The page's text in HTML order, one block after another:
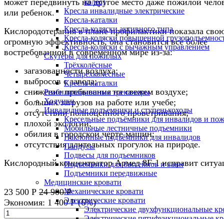
колес)
Кресла инвалидные электрические
Кресла-каталки
Кресла-коляски активного типа
Кресла-коляски повышенной
Кресла-коляски с рычажным управлением
Скутеры для пожилых
Трёхколёсные
Четырёхколёсные
Кресла-каталки
Реабилитационные тренажеры
Ходунки
Инвалидные подъемники и ступенькоходы
Кресельные подъёмники для инвалидов и
Мобильные лестничные подъемники
Наклонные подъёмники для инвалидов
Пандусы
Подвесы для подъемников
Подъемники для бассейнов и ванн
Подъемники передвижные
Медицинские кровати
Механические кровати
Электрические кровати
Электрические двухфункциональные
или ребенок.
Кислородотерапия в плане профилактики показала
огромную эффективность, она становится все более
востребованной в современном мире из-за:
загазованности воздуха;
выбросов с завода;
снижение пребывания на свежем воздухе;
больших загрузов на работе или учебе;
отсутствии полноценного проветривания;
плохой экологии;
обилия в городской черте машин;
отсутствия длительных прогулок на природе.
Кислородный концентратор Армед 8F-1 исправит
23 500 Р 24 900Р
Экономия: 1 400Р(6%)